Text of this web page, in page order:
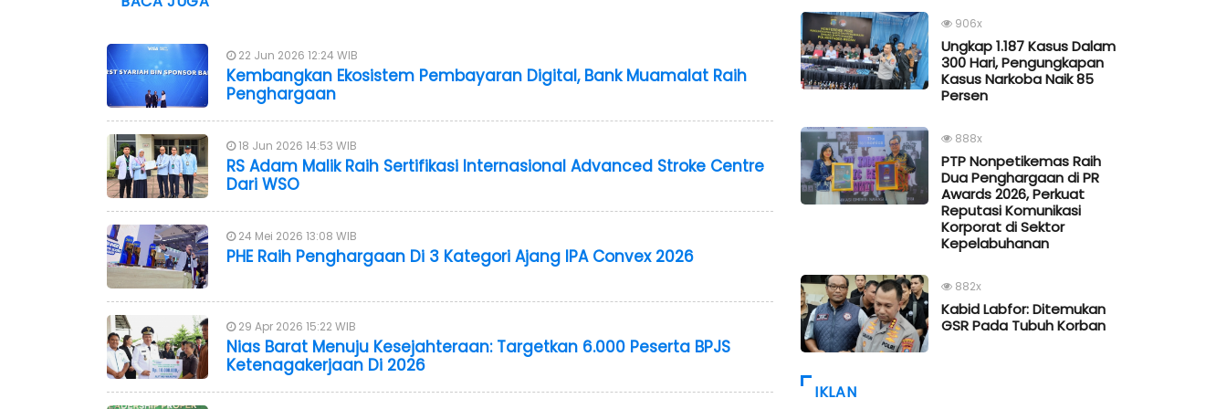
22 Jun 2026 12:24 WIB
Kembangkan Ekosistem Pembayaran Digital, Bank Muamalat Raih
Penghargaan
18 Jun 2026 14:53 WIB
RS Adam Malik Raih Sertifikasi Internasional Advanced Stroke Centre
Dari WSO
24 Mei 2026 13:08 WIB
PHE Raih Penghargaan Di 3 Kategori Ajang IPA Convex 2026
29 Apr 2026 15:22 WIB
Nias Barat Menuju Kesejahteraan: Targetkan 6.000 Peserta BPJS
Ketenagakerjaan Di 2026
906x
Ungkap 1.187 Kasus Dalam
300 Hari, Pengungkapan
Kasus Narkoba Naik 85
Persen
888x
PTP Nonpetikemas Raih
Dua Penghargaan di PR
Awards 2026, Perkuat
Reputasi Komunikasi
Korporat di Sektor
Kepelabuhanan
882x
Kabid Labfor: Ditemukan
GSR Pada Tubuh Korban
IKLAN